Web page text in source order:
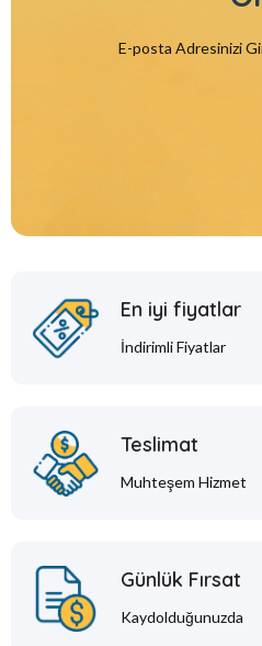
E-posta Adresinizi
En iyi fiyatlar
İndirimli Fiyatlar
Teslimat
Muhteşem Hizmet
Günlük Fırsat
Kaydolduğunuzda